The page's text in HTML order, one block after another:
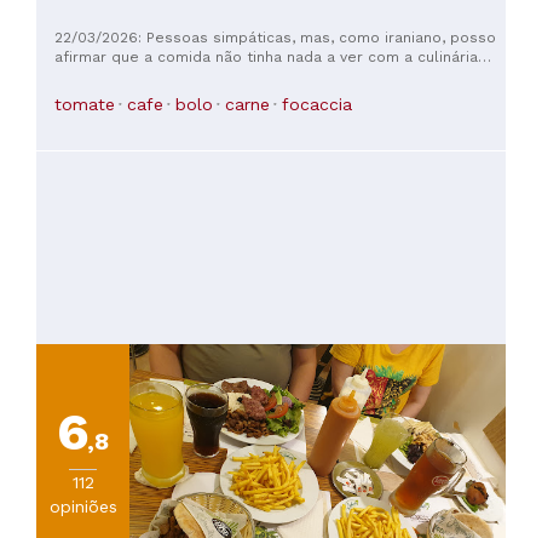
22/03/2026: Pessoas simpáticas, mas, como iraniano, posso
afirmar que a comida não tinha nada a ver com a culinária
sinceramente, não estavam nem perto de como deveriam
ser preparados.
tomate cafe bolo carne focaccia
6,8
112
opiniões